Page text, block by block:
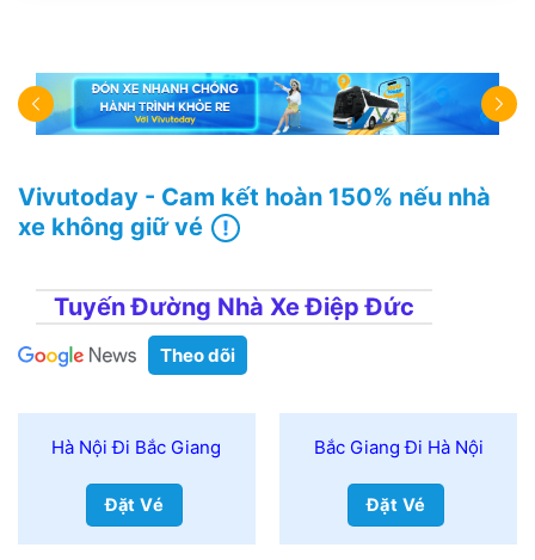
Vivutoday - Cam kết hoàn 150% nếu nhà
xe không giữ vé
Tuyến Đường Nhà Xe Điệp Đức
Theo dõi
Hà Nội Đi Bắc Giang
Đặt Vé
Bắc Giang Đi Hà Nội
Đặt Vé